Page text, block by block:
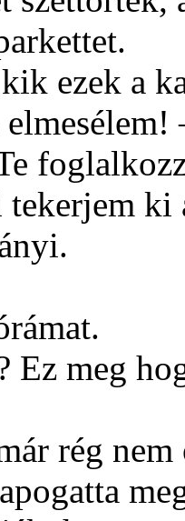
ezek a
tekerjem
Ez meg
rég